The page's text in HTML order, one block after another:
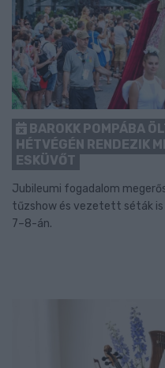
BAROKK POMPÁBA
HÉTVÉGÉN RENDEZIK
ESKÜVŐT
Jubileumi fogadalom
tűzshow és vezetett séták is
7–8-án.